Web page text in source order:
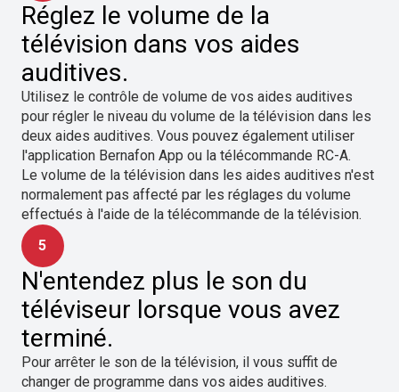
Réglez le volume de la
télévision dans vos aides
auditives.
Utilisez le contrôle de volume de vos aides auditives
pour régler le niveau du volume de la télévision dans les
deux aides auditives. Vous pouvez également utiliser
l'application Bernafon App ou la télécommande RC-A.
Le volume de la télévision dans les aides auditives n'est
normalement pas affecté par les réglages du volume
effectués à l'aide de la télécommande de la télévision.
5
N'entendez plus le son du
téléviseur lorsque vous avez
terminé.
Pour arrêter le son de la télévision, il vous suffit de
changer de programme dans vos aides auditives.